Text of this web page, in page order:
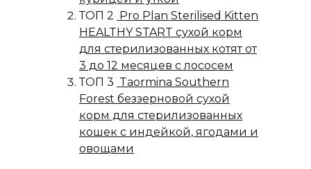
ТОП 2 Pro Plan Sterilised Kitten
HEALTHY START сухой корм
для стерилизованных котят от
3 до 12 месяцев с лососем
ТОП 3 Taormina Southern
Forest беззерновой сухой
корм для стерилизованных
кошек с индейкой, ягодами и
овощами